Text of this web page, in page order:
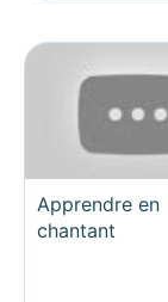
Apprendre en
chantant